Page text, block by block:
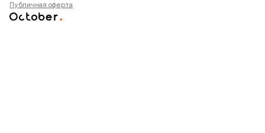
Публичная оферта